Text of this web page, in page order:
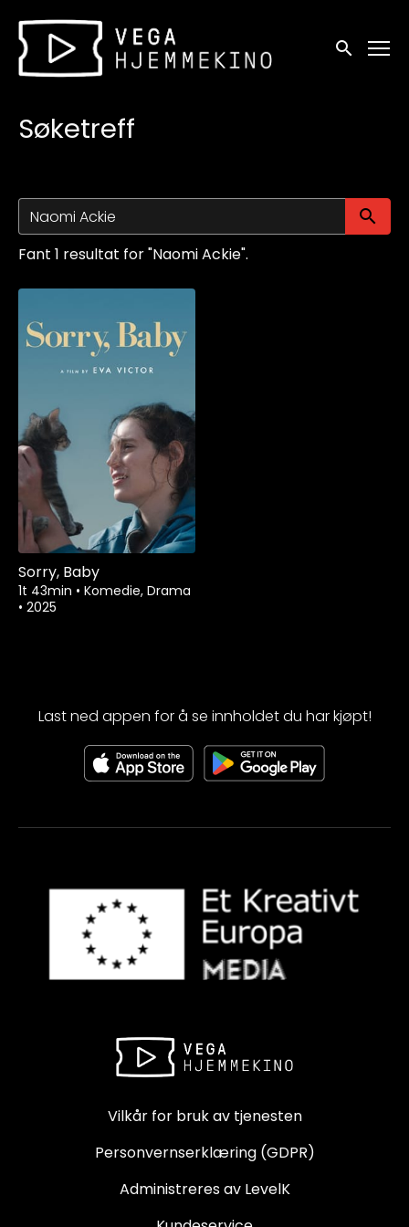
Tilgjengelighetslenker
Søk
Søketreff
Fant 1 resultat for "Naomi Ackie".
Sorry, Baby
1t 43min • Komedie, Drama
• 2025
Last ned appen for å se innholdet du har kjøpt!
Vilkår for bruk av tjenesten
Personvernserklæring (GDPR)
Administreres av LevelK